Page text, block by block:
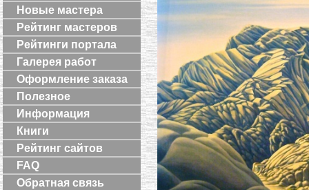
Новые мастера
Рейтинг мастеров
Рейтинги портала
Галерея работ
Оформление заказа
Полезное
Информация
Книги
Рейтинг сайтов
FAQ
Обратная связь